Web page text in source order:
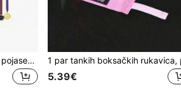
1 kom Zidni organizator za pojaseve za borilačke vještine, Prijenosni stalak za karate pojaseve s vješalicom za medalje, Lagani viseći stalak za taekwondo pojaseve, Pogodno za učenike borilačkih vještina
5.39€